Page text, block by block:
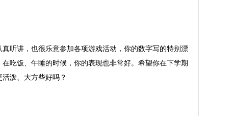
听讲，也很乐意参加各项游戏活动，你的数字写的特别漂
吃饭、午睡的时候，你的表现也非常好。希望你在下学期
泼、大方些好吗？